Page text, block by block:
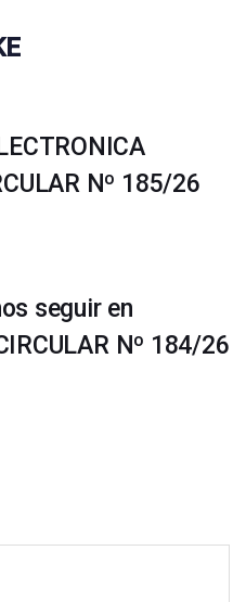
Nº 185/26
seguir en
Nº 184/26